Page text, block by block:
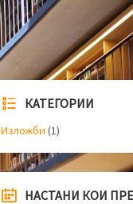
КАТЕГОРИИ
Изложби (1)
НАСТАНИ КОИ